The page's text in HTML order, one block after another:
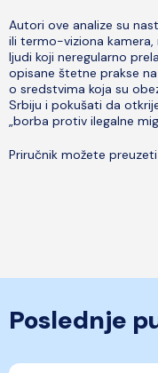
Autori ove analize su
ili termo-viziona
ljudi koji neregularno
opisane štetne prakse
o sredstvima koja su
Srbiju i pokušati da
„borba protiv ilegalne
Priručnik možete preuzeti
Poslednje